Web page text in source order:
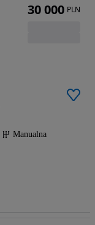
Manualna
30 000 PLN